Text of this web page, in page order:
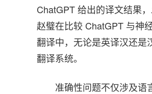
ChatGPT 给出的译文结果
赵璧在比较 ChatGPT 与神
翻译中，无论是英译汉还是
翻译系统。
准确性问题不仅涉及语